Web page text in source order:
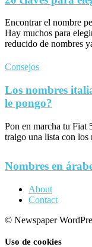
Encontrar el nombre
Hay muchos para
reducido de nombres
Consejos
Los nombres
le pongo?
Pon en marcha tu Fiat
traigo una lista con los
Nombres en
About
Contact
© Newspaper
Uso de cookies